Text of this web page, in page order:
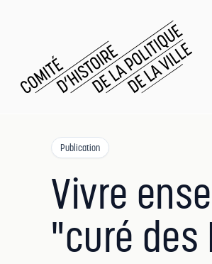
Publication
Vivre
"curé des